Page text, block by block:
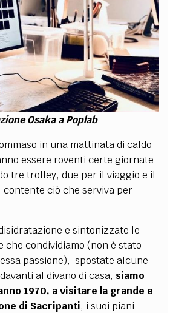
Osaka a Poplab
in una mattinata di caldo
essere roventi certe giornate
tre trolley, due per il viaggio e il
ciò che serviva per
e sintonizzate le
che condividiamo (non è stato
passione), spostate alcune
al divano di casa, siamo
1970, a visitare la grande e
di Sacripanti, i suoi piani